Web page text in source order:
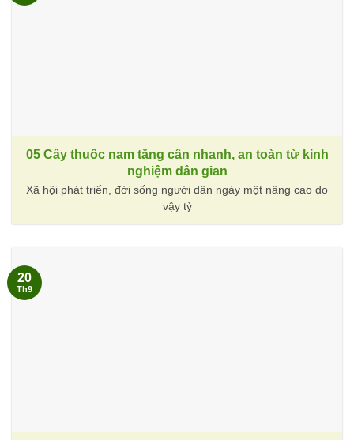
05 Cây thuốc nam tăng cân nhanh, an toàn từ kinh
nghiệm dân gian
Xã hội phát triển, đời sống người dân ngày một nâng cao do
vậy tỷ
20
Th9